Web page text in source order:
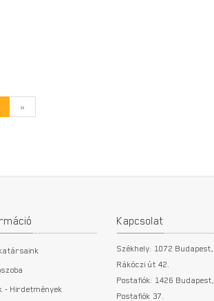
»
- Hirdetmények
Kapcsolat
Székhely: 1072 Budapest,
Rákóczi út 42.
Postafiók: 1426 Budapest,
Postafiók 37.